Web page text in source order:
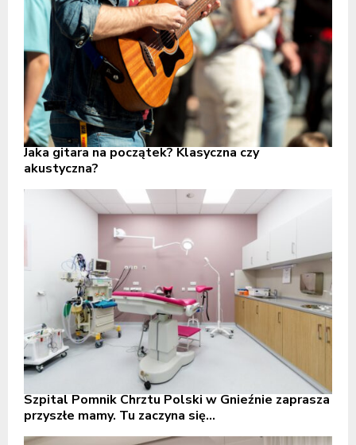
Jaka gitara na początek? Klasyczna czy
akustyczna?
Szpital Pomnik Chrztu Polski w Gnieźnie zaprasza
przyszłe mamy. Tu zaczyna się...